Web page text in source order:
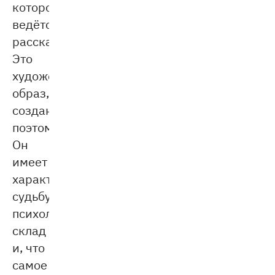
которого
ведётся
рассказ.
Это
художественный
образ,
созданный
поэтом.
Он
имеет
характер,
судьбу,
психологический
склад
и, что
самое